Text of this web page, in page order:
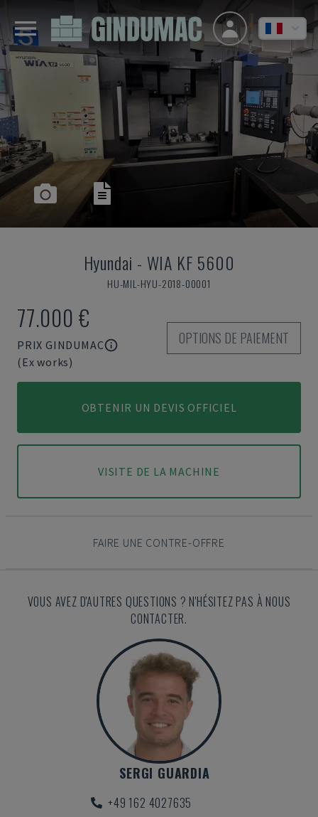
Hyundai - WIA KF 5600
HU-MIL-HYU-2018-00001
77.000 €
PRIX GINDUMAC
(Ex works)
OPTIONS DE PAIEMENT
OBTENIR UN DEVIS OFFICIEL
VISITE DE LA MACHINE
FAIRE UNE CONTRE-OFFRE
VOUS AVEZ D'AUTRES QUESTIONS ? N'HÉSITEZ PAS À NOUS
CONTACTER.
SERGI GUARDIA
+49 162 4027635